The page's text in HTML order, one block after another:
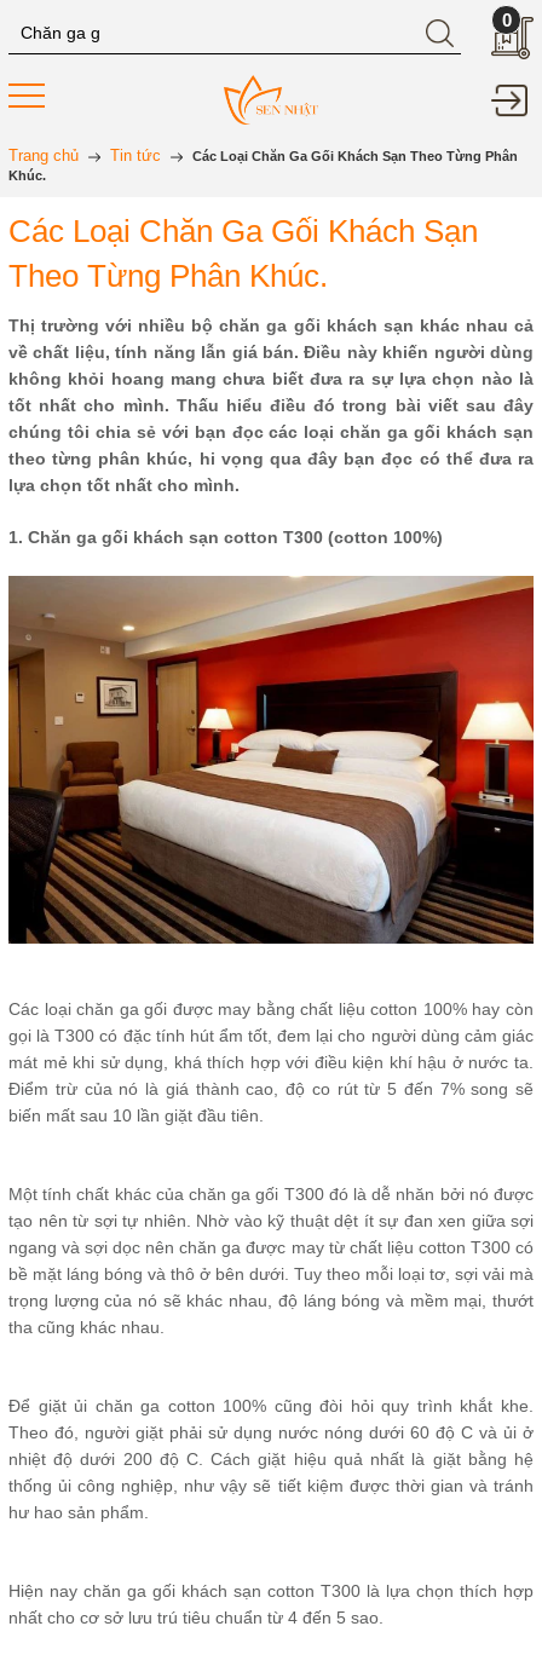
0
Trang chủ Tin tức
Các Loại Chăn Ga Gối Khách Sạn Theo Từng Phân
Khúc.
Các Loại Chăn Ga Gối Khách Sạn
Theo Từng Phân Khúc.
Thị trường với nhiều bộ chăn ga gối khách sạn khác nhau cả
về chất liệu, tính năng lẫn giá bán. Điều này khiến người dùng
không khỏi hoang mang chưa biết đưa ra sự lựa chọn nào là
tốt nhất cho mình. Thấu hiểu điều đó trong bài viết sau đây
chúng tôi chia sẻ với bạn đọc các loại chăn ga gối khách sạn
theo từng phân khúc, hi vọng qua đây bạn đọc có thể đưa ra
lựa chọn tốt nhất cho mình.
1. Chăn ga gối khách sạn cotton T300 (cotton 100%)
Các loại chăn ga gối được may bằng chất liệu cotton 100% hay còn
gọi là T300 có đặc tính hút ẩm tốt, đem lại cho người dùng cảm giác
mát mẻ khi sử dụng, khá thích hợp với điều kiện khí hậu ở nước ta.
Điểm trừ của nó là giá thành cao, độ co rút từ 5 đến 7% song sẽ
biến mất sau 10 lần giặt đầu tiên.
Một tính chất khác của chăn ga gối T300 đó là dễ nhăn bởi nó được
tạo nên từ sợi tự nhiên. Nhờ vào kỹ thuật dệt ít sự đan xen giữa sợi
ngang và sợi dọc nên chăn ga được may từ chất liệu cotton T300 có
bề mặt láng bóng và thô ở bên dưới. Tuy theo mỗi loại tơ, sợi vải mà
trọng lượng của nó sẽ khác nhau, độ láng bóng và mềm mại, thướt
tha cũng khác nhau.
Để giặt ủi chăn ga cotton 100% cũng đòi hỏi quy trình khắt khe.
Theo đó, người giặt phải sử dụng nước nóng dưới 60 độ C và ủi ở
nhiệt độ dưới 200 độ C. Cách giặt hiệu quả nhất là giặt bằng hệ
thống ủi công nghiệp, như vậy sẽ tiết kiệm được thời gian và tránh
hư hao sản phẩm.
Hiện nay chăn ga gối khách sạn cotton T300 là lựa chọn thích hợp
nhất cho cơ sở lưu trú tiêu chuẩn từ 4 đến 5 sao.